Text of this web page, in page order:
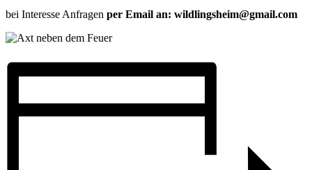
bei Interesse Anfragen per Email an: wildlingsheim@gmail.com